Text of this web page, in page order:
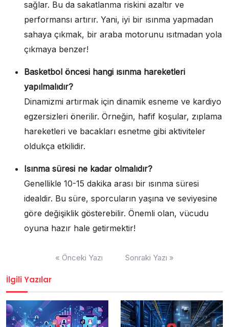
sağlar. Bu da sakatlanma riskini azaltır ve
performansı artırır. Yani, iyi bir ısınma yapmadan
sahaya çıkmak, bir araba motorunu ısıtmadan yola
çıkmaya benzer!
Basketbol öncesi hangi ısınma hareketleri
yapılmalıdır?
Dinamizmi artırmak için dinamik esneme ve kardiyo
egzersizleri önerilir. Örneğin, hafif koşular, zıplama
hareketleri ve bacakları esnetme gibi aktiviteler
oldukça etkilidir.
Isınma süresi ne kadar olmalıdır?
Genellikle 10-15 dakika arası bir ısınma süresi
idealdir. Bu süre, sporcuların yaşına ve seviyesine
göre değişiklik gösterebilir. Önemli olan, vücudu
oyuna hazır hale getirmektir!
« Önceki Yazı Sonraki Yazı »
İlgili Yazılar